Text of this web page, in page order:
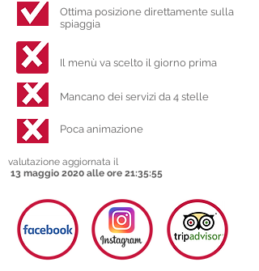
Ottima posizione direttamente sulla
spiaggia
Il menù va scelto il giorno prima
Mancano dei servizi da 4 stelle
Poca animazione
valutazione aggiornata il
13 maggio 2020 alle ore 21:35:55